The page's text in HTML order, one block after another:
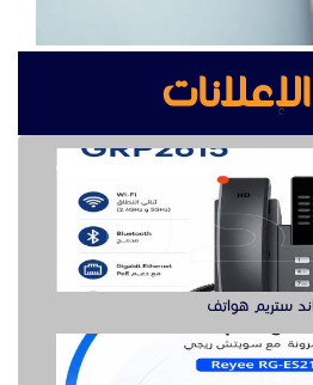
ستريم هواتف